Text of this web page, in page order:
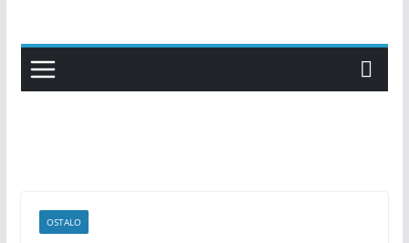
content
OSTALO